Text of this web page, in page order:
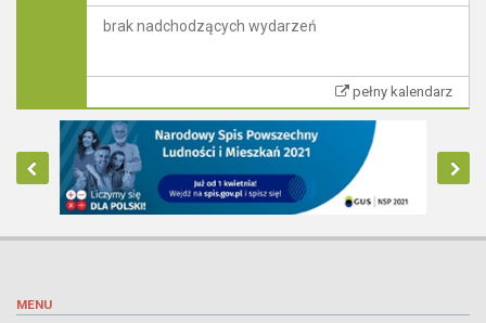
brak nadchodzących wydarzeń
pełny kalendarz
MENU